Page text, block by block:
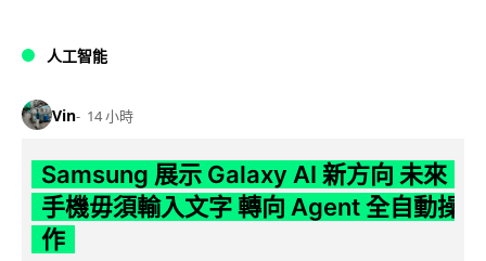
人工智能
Vin 14 小時
Samsung 展示 Galaxy AI 新方向 未來
手機毋須輸入文字 轉向 Agent 全自動操
作